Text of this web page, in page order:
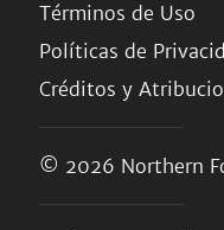
Términos de Uso
Políticas de
Créditos y
© 2026 Northern